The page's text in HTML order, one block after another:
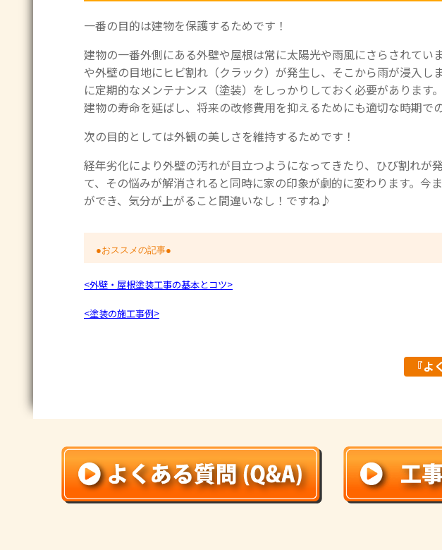
一番の目的は建物を保護するためです！
建物の一番外側にある外壁や屋根は常に太陽光や雨風にさらされて
や外壁の目地にヒビ割れ（クラック）が発生し、そこから雨が浸入
に定期的なメンテナンス（塗装）をしっかりしておく必要がありま
建物の寿命を延ばし、将来の改修費用を抑えるためにも適切な時期で
次の目的としては外観の美しさを維持するためです！
経年劣化により外壁の汚れが目立つようになってきたり、ひび割れ
て、その悩みが解消されると同時に家の印象が劇的に変わります。
ができ、気分が上がること間違いなし！ですね♪
●おススメの記事●
<外壁・屋根塗装工事の基本とコツ>
<塗装の施工事例>
『